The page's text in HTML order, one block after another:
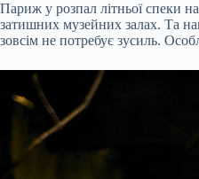
Париж у розпал літньої спеки
затишних музейних залах. Та
зовсім не потребує зусиль.